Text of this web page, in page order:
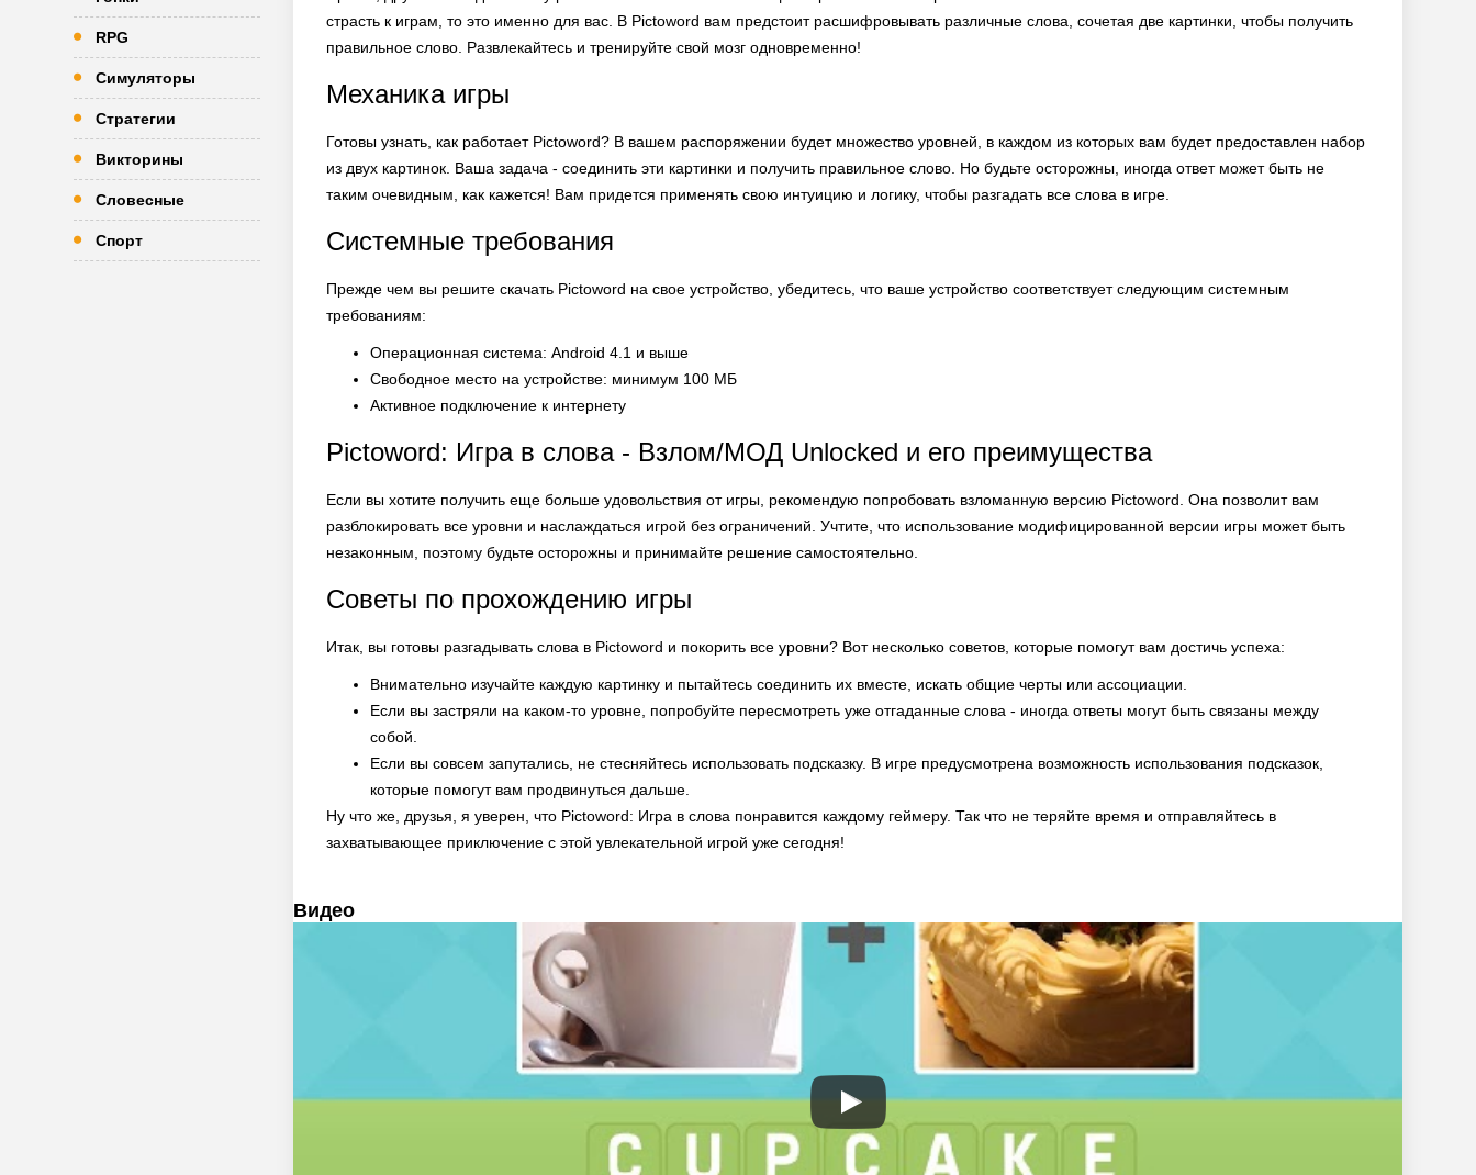
RPG
Симуляторы
Стратегии
Викторины
Словесные
Спорт
страсть к играм, то это именно для вас. В Pictoword вам предстоит расшифровывать различные слова, сочетая две картинки, чтобы получить
правильное слово. Развлекайтесь и тренируйте свой мозг одновременно!
Механика игры
Готовы узнать, как работает Pictoword? В вашем распоряжении будет множество уровней, в каждом из которых вам будет предоставлен набор
из двух картинок. Ваша задача - соединить эти картинки и получить правильное слово. Но будьте осторожны, иногда ответ может быть не
таким очевидным, как кажется! Вам придется применять свою интуицию и логику, чтобы разгадать все слова в игре.
Системные требования
Прежде чем вы решите скачать Pictoword на свое устройство, убедитесь, что ваше устройство соответствует следующим системным
требованиям:
Операционная система: Android 4.1 и выше
Свободное место на устройстве: минимум 100 МБ
Активное подключение к интернету
Pictoword: Игра в слова - Взлом/МОД Unlocked и его преимущества
Если вы хотите получить еще больше удовольствия от игры, рекомендую попробовать взломанную версию Pictoword. Она позволит вам
разблокировать все уровни и наслаждаться игрой без ограничений. Учтите, что использование модифицированной версии игры может быть
незаконным, поэтому будьте осторожны и принимайте решение самостоятельно.
Советы по прохождению игры
Итак, вы готовы разгадывать слова в Pictoword и покорить все уровни? Вот несколько советов, которые помогут вам достичь успеха:
Внимательно изучайте каждую картинку и пытайтесь соединить их вместе, искать общие черты или ассоциации.
Если вы застряли на каком-то уровне, попробуйте пересмотреть уже отгаданные слова - иногда ответы могут быть связаны между
собой.
Если вы совсем запутались, не стесняйтесь использовать подсказку. В игре предусмотрена возможность использования подсказок,
которые помогут вам продвинуться дальше.
Ну что же, друзья, я уверен, что Pictoword: Игра в слова понравится каждому геймеру. Так что не теряйте время и отправляйтесь в
захватывающее приключение с этой увлекательной игрой уже сегодня!
Видео